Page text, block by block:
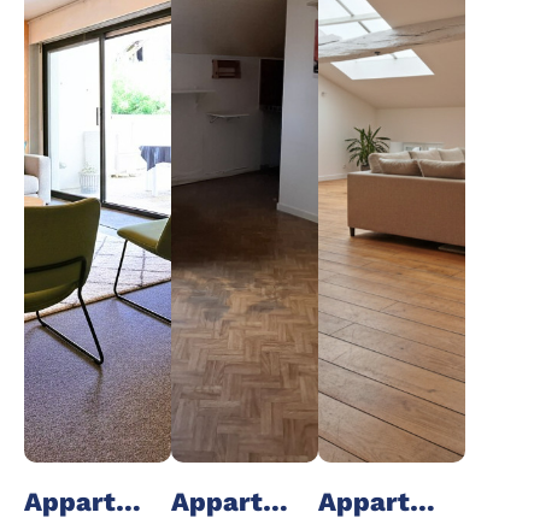
Appartement - 3 Pièce(s) - 78 m² Appartement - 1 Pièce(s) - 19 m² Appartement - 4 Pièce(s) - 135 m²